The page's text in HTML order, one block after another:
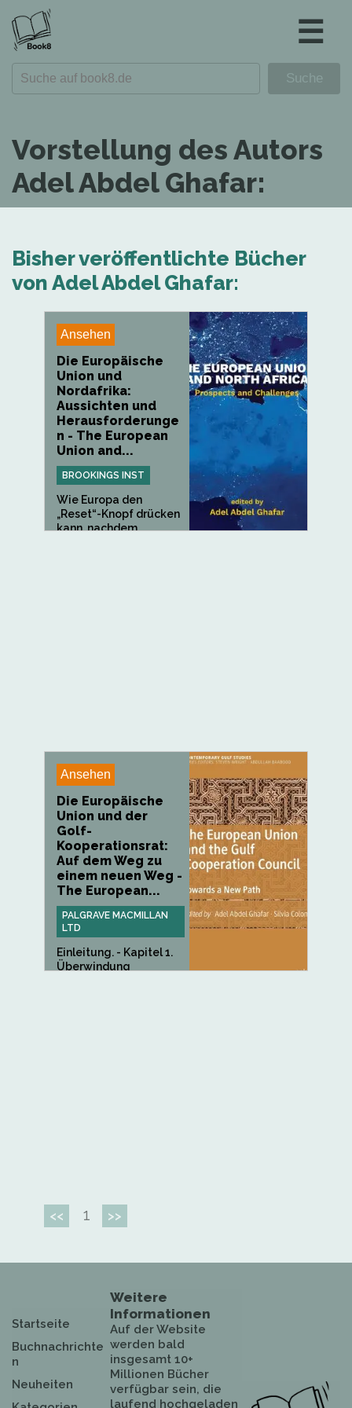
☰
Vorstellung des Autors
Adel Abdel Ghafar:
Bisher veröffentlichte Bücher
von Adel Abdel Ghafar:
Ansehen
Die Europäische
Union und
Nordafrika:
Aussichten und
Herausforderunge
n - The European
Union and...
BROOKINGS INST
Wie Europa den
„Reset“-Knopf drücken
kann, nachdem...
Ansehen
Die Europäische
Union und der
Golf-
Kooperationsrat:
Auf dem Weg zu
einem neuen Weg -
The European...
PALGRAVE MACMILLAN
LTD
Einleitung. - Kapitel 1.
Überwindung
<< 1 >>
Startseite
Buchnachrichte
n
Neuheiten
Weitere
Informationen
Auf der Website
werden bald
insgesamt 10+
Millionen Bücher
verfügbar sein, die
laufend hochgeladen